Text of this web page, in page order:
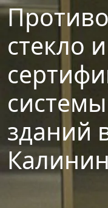
стекло и
зданий